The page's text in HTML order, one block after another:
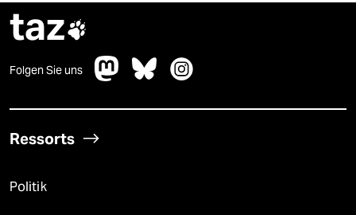
taz
Folgen Sie uns
Ressorts
Politik